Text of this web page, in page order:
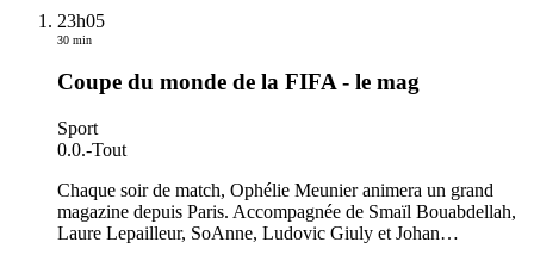
23h05
30 min
Coupe du monde de la FIFA - le mag
Sport
0.0.-Tout
Chaque soir de match, Ophélie Meunier animera un grand
magazine depuis Paris. Accompagnée de Smaïl Bouabdellah,
Laure Lepailleur, SoAnne, Ludovic Giuly et Johan…